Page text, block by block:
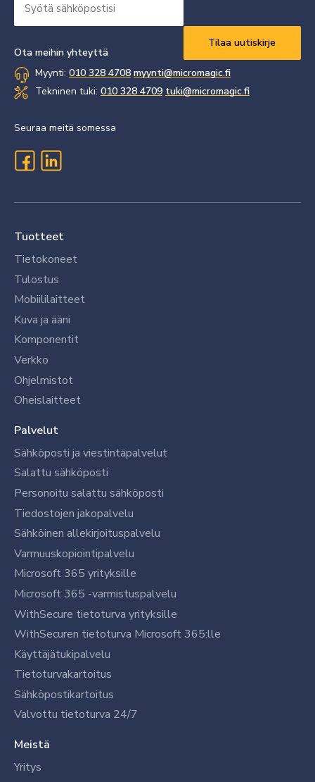
sähköpostisi
Ota meihin yhteyttä
Myynti: 010 328 4708 myynti@micromagic.fi
Tekninen tuki: 010 328 4709 tuki@micromagic.fi
Seuraa meitä somessa
Tuotteet
Tietokoneet
Tulostus
Mobiililaitteet
Kuva ja ääni
Komponentit
Verkko
Ohjelmistot
Oheislaitteet
Palvelut
Sähköposti ja viestintäpalvelut
Salattu sähköposti
Personoitu salattu sähköposti
Tiedostojen jakopalvelu
Sähköinen allekirjoituspalvelu
Varmuuskopiointipalvelu
Microsoft 365 yrityksille
Microsoft 365 -varmistuspalvelu
WithSecure tietoturva yrityksille
WithSecuren tietoturva Microsoft 365:lle
Käyttäjätukipalvelu
Tietoturvakartoitus
Sähköpostikartoitus
Valvottu tietoturva 24/7
Meistä
Yritys